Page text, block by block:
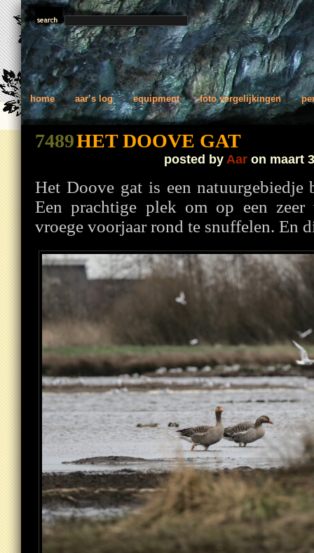
home aar’s log equipment foto vergelijkingen
7489HET DOOVE GAT
posted by Aar on maart
Het Doove gat is een
Een prachtige plek om op een
vroege voorjaar rond te snuffelen. En